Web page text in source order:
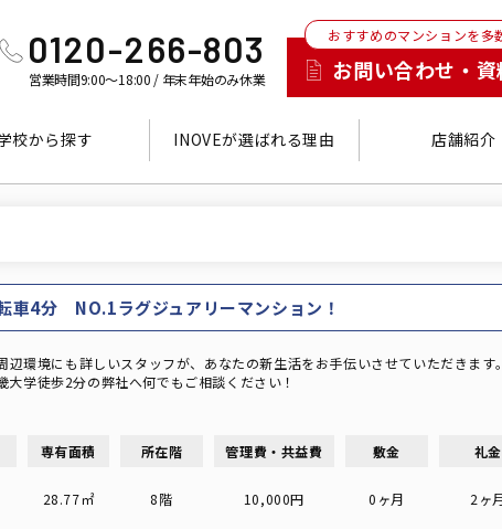
0120-266-803
営業時間9:00～18:00 / 年末年始のみ休業
おすすめのマンションを多
お問い合わせ・
校から探す INOVEが選ばれる理由 店舗紹介
車4分 NO.1ラグジュアリーマンション！
辺環境にも詳しいスタッフが、あなたの新生活をお手伝いさせていただきま
学徒歩2分の弊社へ何でもご相談ください！
専有面積
28.77㎡
所在階
8階
管理費・共益費
10,000円
敷金
0ヶ月
礼金
2ヶ